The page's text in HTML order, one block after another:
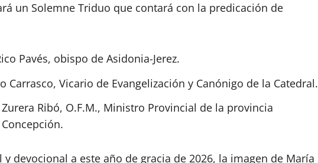
un Solemne Triduo que contará con la predicación de
Pavés, obispo de Asidonia-Jerez.
Carrasco, Vicario de Evangelización y Canónigo de la Catedral.
Ribó, O.F.M., Ministro Provincial de la provincia
devocional a este año de gracia de 2026, la imagen de María